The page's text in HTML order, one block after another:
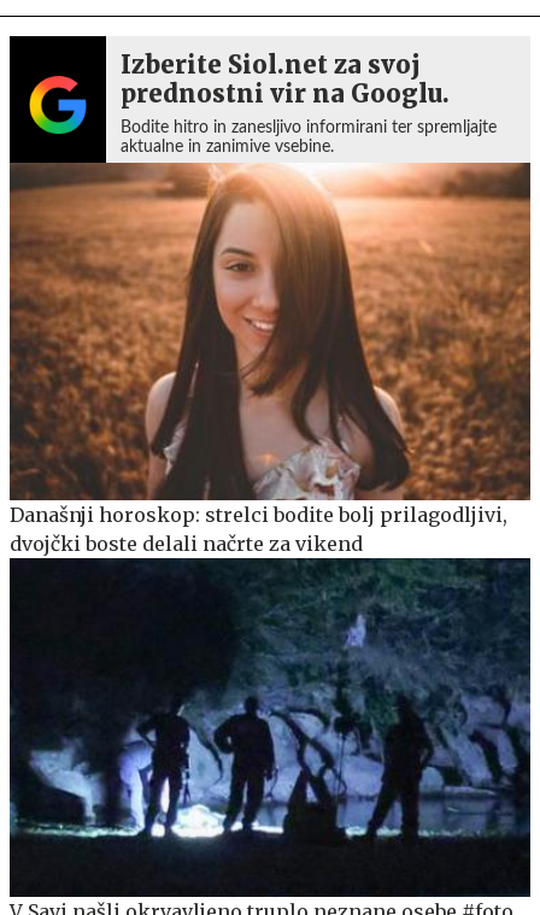
Izberite Siol.net za svoj
prednostni vir na Googlu.
Bodite hitro in zanesljivo informirani ter spremljajte
aktualne in zanimive vsebine.
Današnji horoskop: strelci bodite bolj prilagodljivi,
dvojčki boste delali načrte za vikend